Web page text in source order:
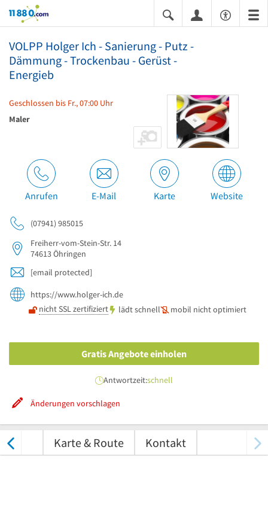
11880.com
VOLPP Holger Ich - Sanierung - Putz -
Dämmung - Trockenbau - Gerüst -
Energieb
Geschlossen bis Fr., 07:00 Uhr
Maler
Anrufen E-Mail Karte Website
(07941) 985015
Freiherr-vom-Stein-Str. 14
74613Öhringen
[email protected]
https://www.holger-ich.de
nicht SSL zertifiziert
lädt schnell mobil nicht optimiert
Gratis Angebote einholen
Antwortzeit:schnell
Änderungen vorschlagen
Karte & Route Kontakt